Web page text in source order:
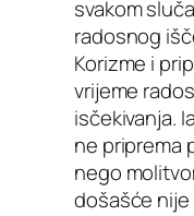
svakom
radosnog
Korizme i
vrijeme
isčekivanja.
ne priprema
nego
došašće